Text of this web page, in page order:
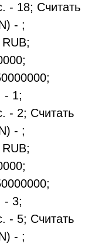
- 18; Считать
- ;
- 1;
- 2; Считать
- ;
- 3;
- 5; Считать
- ;